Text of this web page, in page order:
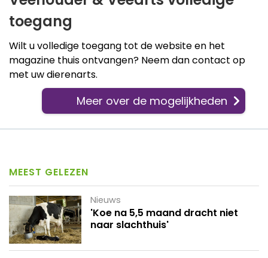
toegang
Wilt u volledige toegang tot de website en het
magazine thuis ontvangen? Neem dan contact op
met uw dierenarts.
Meer over de mogelijkheden
MEEST GELEZEN
Nieuws
'Koe na 5,5 maand dracht niet
naar slachthuis'